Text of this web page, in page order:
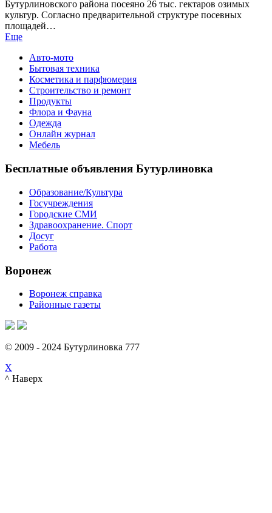
Бутурлиновского района посеяно 26 тыс. гектаров озимых
культур. Согласно предварительной структуре посевных
площадей…
Еще
Авто-мото
Бытовая техника
Косметика и парфюмерия
Строительство и ремонт
Продукты
Флора и Фауна
Одежда
Онлайн журнал
Мебель
Бесплатные объявления Бутурлиновка
Образование/Культура
Госучреждения
Городские СМИ
Здравоохранение. Спорт
Досуг
Работа
Воронеж
Воронеж справка
Районные газеты
© 2009 - 2024 Бутурлиновка 777
X
^ Наверх